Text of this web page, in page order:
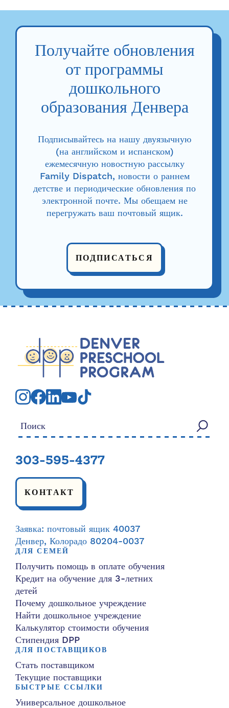
Получайте обновления
от программы
дошкольного
образования Денвера
Подписывайтесь на нашу двуязычную
(на английском и испанском)
ежемесячную новостную рассылку
Family Dispatch, новости о раннем
детстве и периодические обновления по
электронной почте. Мы обещаем не
перегружать ваш почтовый ящик.
ПОДПИСАТЬСЯ
Искать:
303-595-4377
КОНТАКТ
Заявка: почтовый ящик 40037
Денвер, Колорадо 80204-0037
ДЛЯ СЕМЕЙ
Получить помощь в оплате обучения
Кредит на обучение для 3-летних
детей
Почему дошкольное учреждение
Найти дошкольное учреждение
Калькулятор стоимости обучения
Стипендия DPP
ДЛЯ ПОСТАВЩИКОВ
Стать поставщиком
Текущие поставщики
БЫСТРЫЕ ССЫЛКИ
Универсальное дошкольное